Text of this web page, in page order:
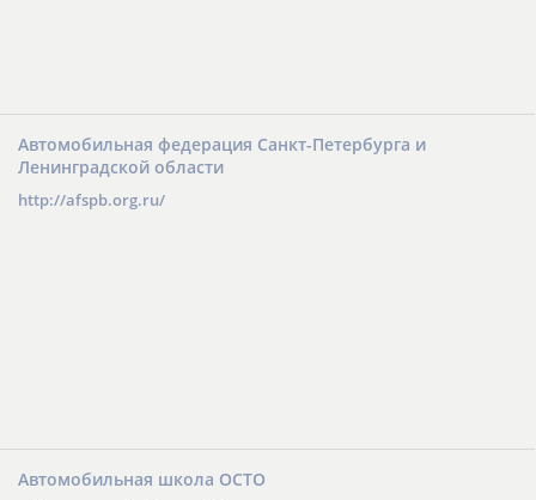
Автомобильная федерация Санкт-Петербурга и
Ленинградской области
http://afspb.org.ru/
Автомобильная школа ОСТО